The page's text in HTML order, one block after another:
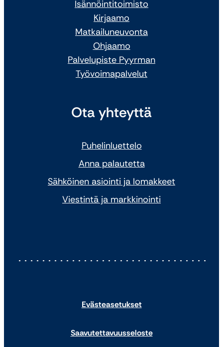
Isännöintitoimisto
Kirjaamo
Matkailuneuvonta
Ohjaamo
Palvelupiste Pyyrman
Työvoimapalvelut
Ota yhteyttä
Puhelinluettelo
Anna palautetta
Sähköinen asiointi ja lomakkeet
Viestintä ja markkinointi
Evästeasetukset
Saavutettavuusseloste